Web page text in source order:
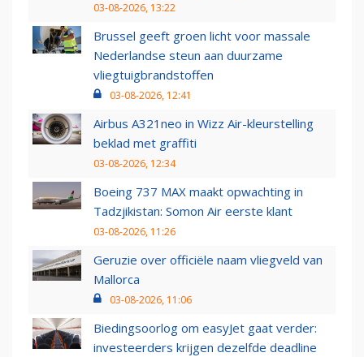
03-08-2026, 13:22
Brussel geeft groen licht voor massale
Nederlandse steun aan duurzame
vliegtuigbrandstoffen
03-08-2026, 12:41
Airbus A321neo in Wizz Air-kleurstelling
beklad met graffiti
03-08-2026, 12:34
Boeing 737 MAX maakt opwachting in
Tadzjikistan: Somon Air eerste klant
03-08-2026, 11:26
Geruzie over officiële naam vliegveld van
Mallorca
03-08-2026, 11:06
Biedingsoorlog om easyJet gaat verder:
investeerders krijgen dezelfde deadline